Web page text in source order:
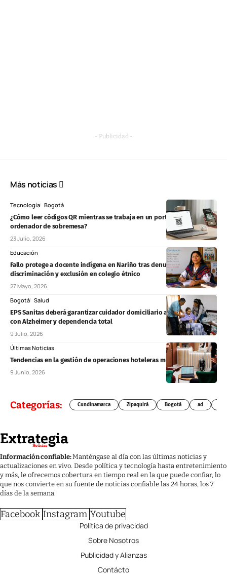
- Publicidad -
Más noticias
Tecnología Bogotá
¿Cómo leer códigos QR mientras se trabaja en un portátil o un
ordenador de sobremesa?
23 Julio, 2026
Educación
Fallo protege a docente indígena en Nariño tras denuncias de
discriminación y exclusión en colegio étnico
27 Mayo, 2026
Bogotá Salud
EPS Sanitas deberá garantizar cuidador domiciliario a adulta mayor
con Alzheimer y dependencia total
9 Julio, 2026
Últimas Noticias
Tendencias en la gestión de operaciones hoteleras modernas
9 Junio, 2026
Categorías: Cundinamarca Zipaquirá Bogotá ad
Información confiable:Manténgase al día con las últimas noticias y
actualizaciones en vivo. Desde política y tecnología hasta entretenimiento
y más, le ofrecemos cobertura en tiempo real en la que puede confiar, lo
que nos convierte en su fuente de noticias confiable las 24 horas, los 7
días de la semana.
Facebook Instagram Youtube
Política de privacidad
Sobre Nosotros
Publicidad y Alianzas
Contácto